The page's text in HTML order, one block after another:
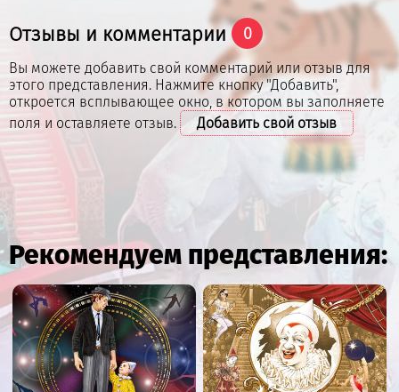
Отзывы и комментарии 0
Вы можете добавить свой комментарий или отзыв для
этого представления. Нажмите кнопку "Добавить",
откроется всплывающее окно, в котором вы заполняете
поля и оставляете отзыв.
Добавить свой отзыв
Рекомендуем представления: